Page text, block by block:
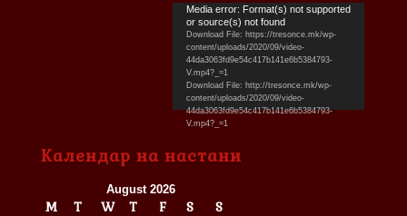
Video
Player
Media error: Format(s) not supported
or source(s) not found
Download File: https://tresonce.mk/wp-
content/uploads/2020/09/video-
44da3063fd9e54c417b141e6b5384793-
V.mp4?_=1
Download File: http://tresonce.mk/wp-
content/uploads/2020/09/video-
44da3063fd9e54c417b141e6b5384793-
V.mp4?_=1
Календар на настани
August 2026
M T W T F S
S